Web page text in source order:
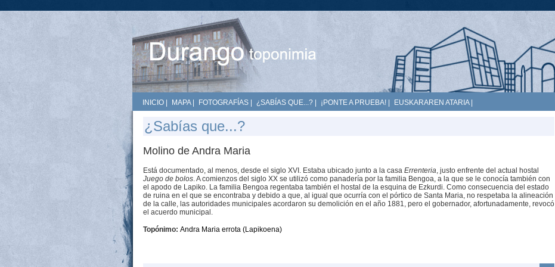
INICIO MAPA| FOTOGRAFÍAS ¿SABÍAS QUE...? ¡PONTE A PRUEBA! EUSKARAREN ATARIA|
¿Sabías que...?
Molino de Andra Maria
Está documentado, al menos, desde el siglo XVI. Estaba ubicado junto a la casa Errenteria, justo enfrente del actual hostal
Juego de bolos. A comienzos del siglo XX se utilizó como panadería por la familia Bengoa, a la que se le conocía también con
el apodo de Lapiko. La familia Bengoa regentaba también el hostal de la esquina de Ezkurdi. Como consecuencia del estado
de ruina en el que se encontraba y debido a que, al igual que ocurría con el pórtico de Santa Maria, no respetaba la alineación
de la calle, las autoridades municipales acordaron su demolición en el año 1881, pero el gobernador, afortunadamente, revocó
el acuerdo municipal.
Topónimo: Andra Maria errota (Lapikoena)